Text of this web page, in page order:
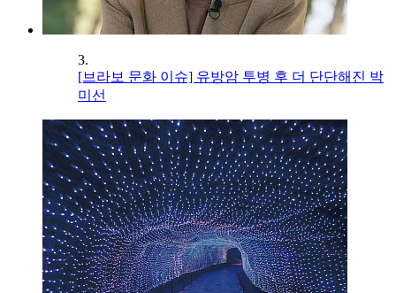
3.
[브라보 문화 이슈] 유방암 투병 후 더 단단해진 박
미선